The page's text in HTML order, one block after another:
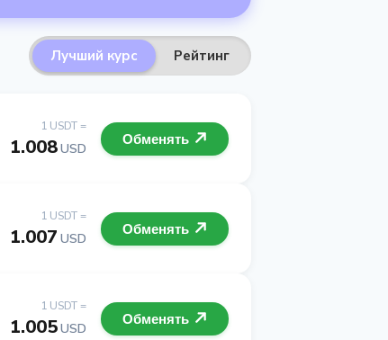
Лучший курс Рейтинг
1 USDT =
1.008USD
Обменять
1 USDT =
1.007 USD
Обменять
1 USDT =
1.005USD
Обменять